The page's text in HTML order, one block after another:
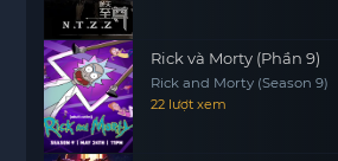
Rick và Morty (Phần 9)
Rick and Morty (Season 9)
22 lượt xem